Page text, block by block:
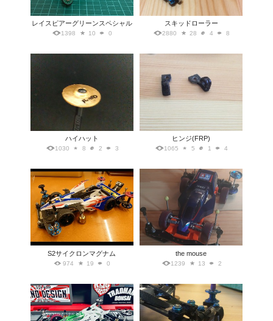
レイスピアーグリーンスペシャル
1398 10 0
スキッドローラー
2880 28 4 8
ハイハット
1030 8 2 3
ヒンジ(FRP)
1065 5 1 4
S2サイクロンマグナム
974 19 0
the mouse
1239 13 2